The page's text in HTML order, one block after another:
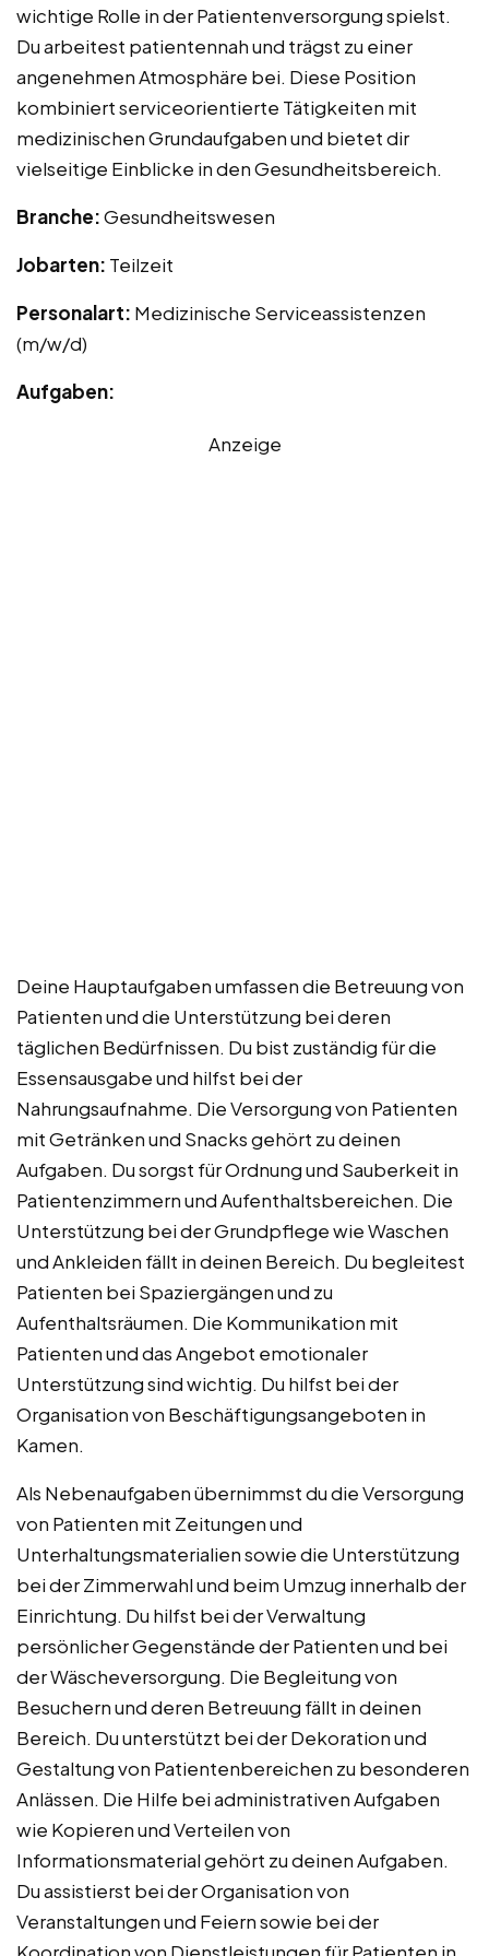
wichtige Rolle in der Patientenversorgung spielst.
Du arbeitest patientennah und trägst zu einer
angenehmen Atmosphäre bei. Diese Position
kombiniert serviceorientierte Tätigkeiten mit
medizinischen Grundaufgaben und bietet dir
vielseitige Einblicke in den Gesundheitsbereich.
Branche:Gesundheitswesen
Jobarten: Teilzeit
Personalart: Medizinische Serviceassistenzen
(m/w/d)
Aufgaben:
Anzeige
Deine Hauptaufgaben umfassen die Betreuung von
Patienten und die Unterstützung bei deren
täglichen Bedürfnissen. Du bist zuständig für die
Essensausgabe und hilfst bei der
Nahrungsaufnahme. Die Versorgung von Patienten
mit Getränken und Snacks gehört zu deinen
Aufgaben. Du sorgst für Ordnung und Sauberkeit in
Patientenzimmern und Aufenthaltsbereichen. Die
Unterstützung bei der Grundpflege wie Waschen
und Ankleiden fällt in deinen Bereich. Du begleitest
Patienten bei Spaziergängen und zu
Aufenthaltsräumen. Die Kommunikation mit
Patienten und das Angebot emotionaler
Unterstützung sind wichtig. Du hilfst bei der
Organisation von Beschäftigungsangeboten in
Kamen.
Als Nebenaufgaben übernimmst du die Versorgung
von Patienten mit Zeitungen und
Unterhaltungsmaterialien sowie die Unterstützung
bei der Zimmerwahl und beim Umzug innerhalb der
Einrichtung. Du hilfst bei der Verwaltung
persönlicher Gegenstände der Patienten und bei
der Wäscheversorgung. Die Begleitung von
Besuchern und deren Betreuung fällt in deinen
Bereich. Du unterstützt bei der Dekoration und
Gestaltung von Patientenbereichen zu besonderen
Anlässen. Die Hilfe bei administrativen Aufgaben
wie Kopieren und Verteilen von
Informationsmaterial gehört zu deinen Aufgaben.
Du assistierst bei der Organisation von
Veranstaltungen und Feiern sowie bei der